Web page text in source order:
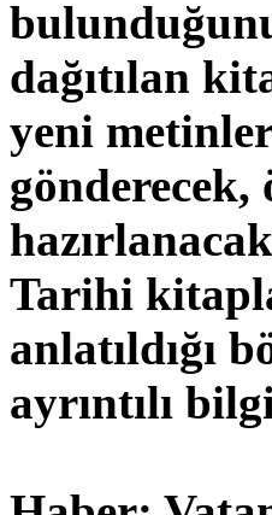
dağıtılan
yeni
Tarihi
anlatıldığı
ayrıntılı